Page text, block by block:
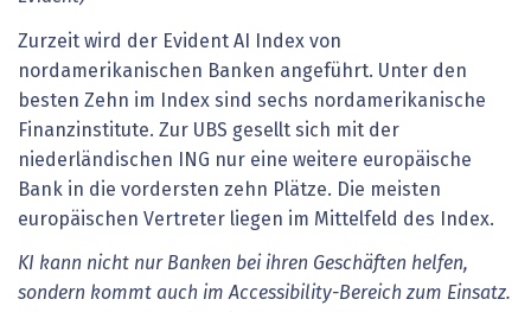
Zurzeit wird der Evident AI Index von
nordamerikanischen Banken angeführt. Unter den
besten Zehn im Index sind sechs nordamerikanische
Finanzinstitute. Zur UBS gesellt sich mit der
niederländischen ING nur eine weitere europäische
Bank in die vordersten zehn Plätze. Die meisten
europäischen Vertreter liegen im Mittelfeld des Index.
KI kann nicht nur Banken bei ihren Geschäften helfen,
sondern kommt auch im Accessibility-Bereich zum Einsatz.